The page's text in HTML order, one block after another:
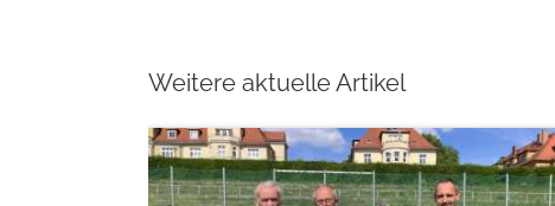
Weitere aktuelle Artikel
weiterlesen